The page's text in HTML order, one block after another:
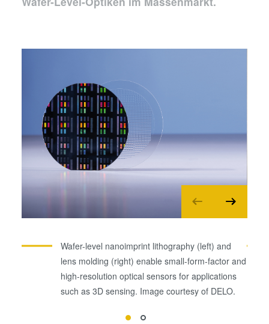
Wafer-level nanoimprint lithography (left) and
lens molding (right) enable small-form-factor and
high-resolution optical sensors for applications
such as 3D sensing. Image courtesy of DELO.